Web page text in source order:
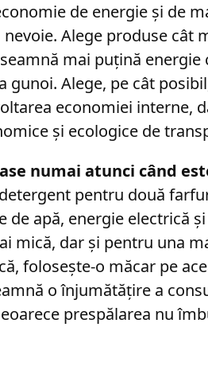
de energie și de
Alege produse cât
mai puțină energie
Alege, pe cât
economiei interne,
și ecologice de
numai atunci când
pentru două
de apă, energie electrică
mică, dar și pentru una
folosește-o măcar pe
o înjumătățire a
prespălarea nu